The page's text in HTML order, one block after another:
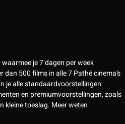
je 7 dagen per week
500 films in alle 7 Pathé cinema’s
je alle standaardvoorstellingen
en premiumvoorstellingen, zoals
kleine toeslag. Meer weten